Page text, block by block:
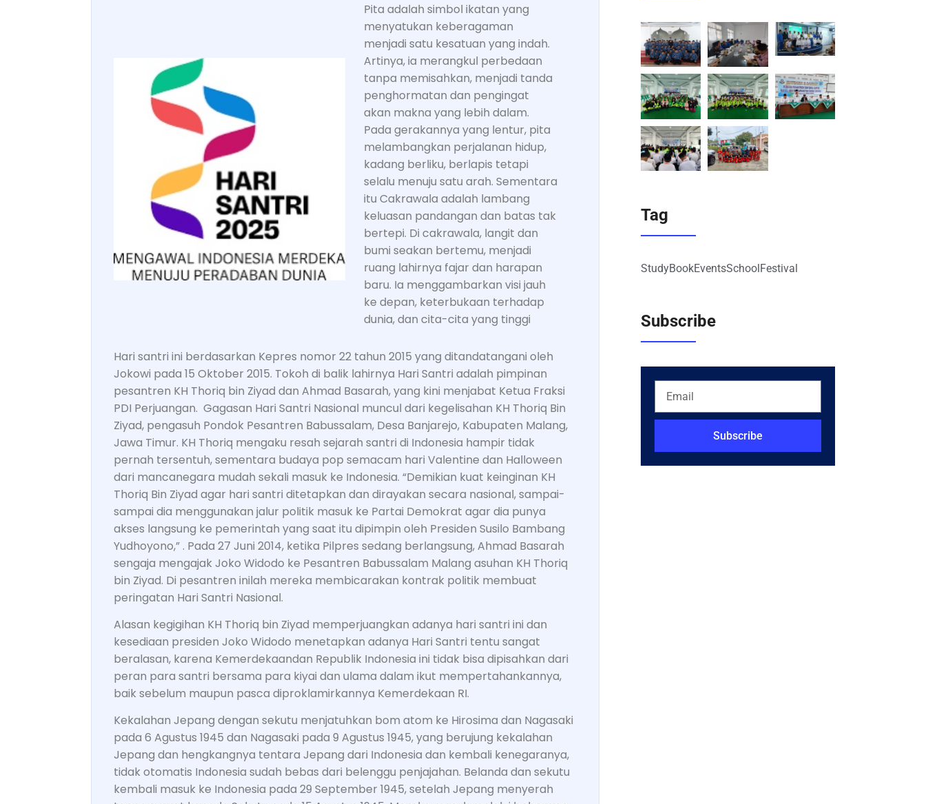
Pita adalah simbol ikatan yang
menyatukan keberagaman
menjadi satu kesatuan yang indah.
Artinya, ia merangkul perbedaan
tanpa memisahkan, menjadi tanda
penghormatan dan pengingat
akan makna yang lebih dalam.
Pada gerakannya yang lentur, pita
melambangkan perjalanan hidup,
kadang berliku, berlapis tetapi
selalu menuju satu arah. Sementara
itu Cakrawala adalah lambang
keluasan pandangan dan batas tak
bertepi. Di cakrawala, langit dan
bumi seakan bertemu, menjadi
ruang lahirnya fajar dan harapan
baru. Ia menggambarkan visi jauh
ke depan, keterbukaan terhadap
dunia, dan cita-cita yang tinggi
Hari santri ini berdasarkan Kepres nomor 22 tahun 2015 yang ditandatangani oleh
Jokowi pada 15 Oktober 2015. Tokoh di balik lahirnya Hari Santri adalah pimpinan
pesantren KH Thoriq bin Ziyad dan Ahmad Basarah, yang kini menjabat Ketua Fraksi
PDI Perjuangan. Gagasan Hari Santri Nasional muncul dari kegelisahan KH Thoriq Bin
Ziyad, pengasuh Pondok Pesantren Babussalam, Desa Banjarejo, Kabupaten Malang,
Jawa Timur. KH Thoriq mengaku resah sejarah santri di Indonesia hampir tidak
pernah tersentuh, sementara budaya pop semacam hari Valentine dan Halloween
dari mancanegara mudah sekali masuk ke Indonesia. “Demikian kuat keinginan KH
Thoriq Bin Ziyad agar hari santri ditetapkan dan dirayakan secara nasional, sampai-
sampai dia menggunakan jalur politik masuk ke Partai Demokrat agar dia punya
akses langsung ke pemerintah yang saat itu dipimpin oleh Presiden Susilo Bambang
Yudhoyono,” . Pada 27 Juni 2014, ketika Pilpres sedang berlangsung, Ahmad Basarah
sengaja mengajak Joko Widodo ke Pesantren Babussalam Malang asuhan KH Thoriq
bin Ziyad. Di pesantren inilah mereka membicarakan kontrak politik membuat
peringatan Hari Santri Nasional.
Alasan kegigihan KH Thoriq bin Ziyad memperjuangkan adanya hari santri ini dan
kesediaan presiden Joko Widodo menetapkan adanya Hari Santri tentu sangat
beralasan, karena Kemerdekaandan Republik Indonesia ini tidak bisa dipisahkan dari
peran para santri bersama para kiyai dan ulama dalam ikut mempertahankannya,
baik sebelum maupun pasca diproklamirkannya Kemerdekaan RI.
Kekalahan Jepang dengan sekutu menjatuhkan bom atom ke Hirosima dan Nagasaki
pada 6 Agustus 1945 dan Nagasaki pada 9 Agustus 1945, yang berujung kekalahan
Jepang dan hengkangnya tentara Jepang dari Indonesia dan kembali kenegaranya,
tidak otomatis Indonesia sudah bebas dari belenggu penjajahan. Belanda dan sekutu
kembali masuk ke Indonesia pada 29 September 1945, setelah Jepang menyerah
Tag
StudyBookEventsSchool Festival
Subscribe
Subscribe